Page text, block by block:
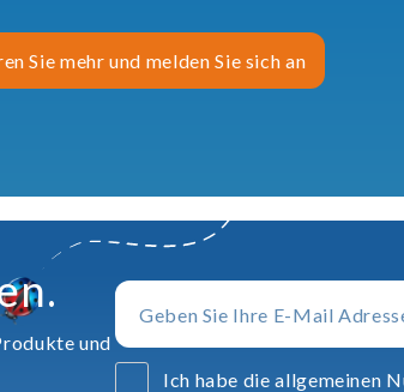
Sie mehr und melden Sie sich an
und
Ich habe die allgemeinen